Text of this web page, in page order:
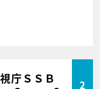
庁ＳＳＢ
2